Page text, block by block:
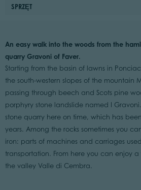
SPRZĘT
An easy walk into the woods from the
quarry Gravoni of Faver.
Starting from the basin of lawns in
the south-western slopes of the mountain
passing through beech and Scots pine
porphyry stone landslide named I
stone quarry here on time, which has
years. Among the rocks sometimes you
iron: parts of machines and carriages
transportation. From here you can enjoy
the valley Valle di Cembra.